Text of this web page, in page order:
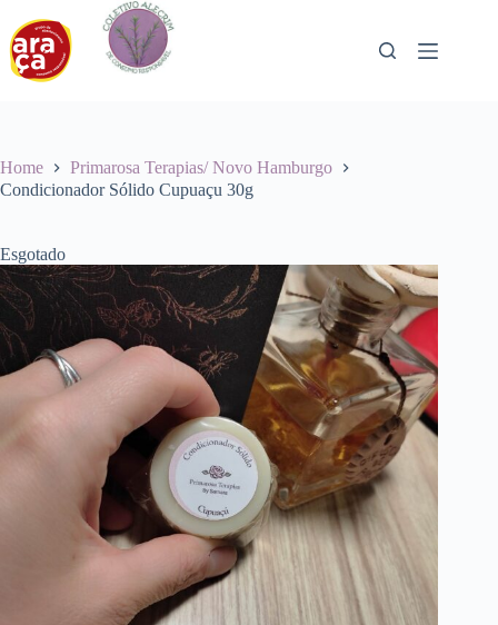
para
conteúdo
Home
Primarosa Terapias/ Novo Hamburgo
Condicionador Sólido Cupuaçu 30g
Esgotado